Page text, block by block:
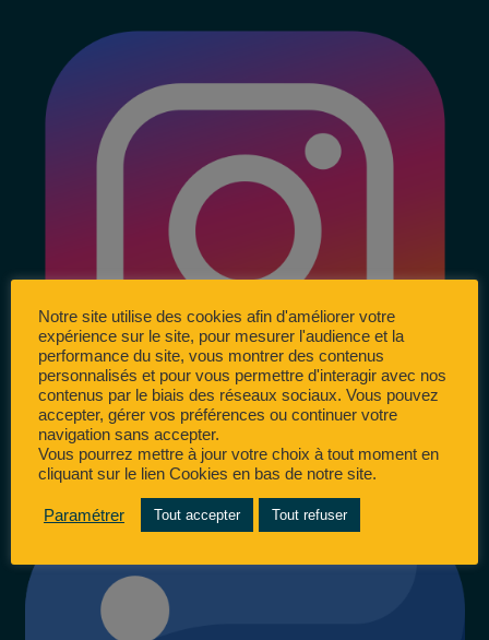
Notre site utilise des cookies afin d'améliorer votre
expérience sur le site, pour mesurer l'audience et la
performance du site, vous montrer des contenus
personnalisés et pour vous permettre d'interagir avec nos
contenus par le biais des réseaux sociaux. Vous pouvez
accepter, gérer vos préférences ou continuer votre
navigation sans accepter.
Vous pourrez mettre à jour votre choix à tout moment en
cliquant sur le lien Cookies en bas de notre site.
Paramétrer Tout accepter Tout refuser